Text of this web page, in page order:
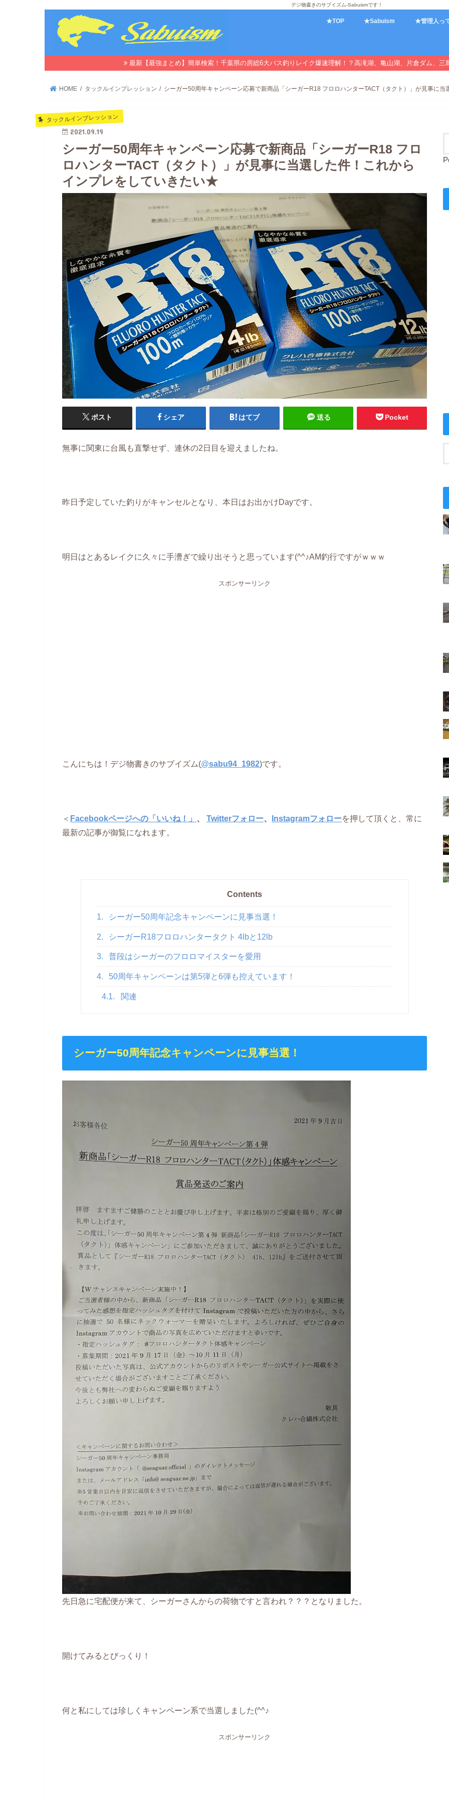
デジ物書きのサブイズム-Sabuismです！
★TOP ★Sabuism ★管理人っ
最新【最強まとめ】簡単検索！千葉県の房総6大バス釣りレイク爆速理解！？高滝湖、亀山湖、片倉ダム、三
HOME タックルインプレッション シーガー50周年キャンペーン応募で新商品「シーガーR18 フロロハンターTACT（タクト）」が見事に
タックルインプレッション
2021.09.19
シーガー50周年キャンペーン応募で新商品「シーガーR18 フロ
ロハンターTACT（タクト）」が見事に当選した件！これから
インプレをしていきたい★
ポスト シェア はてブ 送る Pocket
無事に関東に台風も直撃せず、連休の2日目を迎えましたね。
昨日予定していた釣りがキャンセルとなり、本日はお出かけDayです。
明日はとあるレイクに久々に手漕ぎで繰り出そうと思っています(^^♪AM釣行ですがｗｗｗ
スポンサーリンク
こんにちは！デジ物書きのサブイズム(@sabu94_1982)です。
＜ Facebookページへの「いいね！」 Twitterフォロー Instagramフォローを押して頂くと、常に
最新の記事が御覧になれます。
Contents
1. シーガー50周年記念キャンペーンに見事当選！
2. シーガーR18フロロハンタータクト 4lbと12lb
3. 普段はシーガーのフロロマイスターを愛用
4. 50周年キャンペーンは第5弾と6弾も控えています！
4.1. 関連
シーガー50周年記念キャンペーンに見事当選！
先日急に宅配便が来て、シーガーさんからの荷物ですと言われ？？？となりました。
開けてみるとびっくり！
何と私にしては珍しくキャンペーン系で当選しました(^^♪
スポンサーリンク